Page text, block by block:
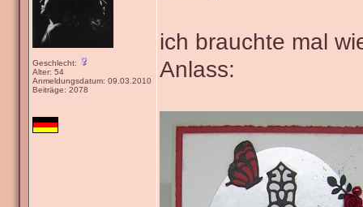
Geschlecht:
Alter: 54
Anmeldungsdatum: 09.03.2010
Beiträge: 2078
ich brauchte mal
Anlass: